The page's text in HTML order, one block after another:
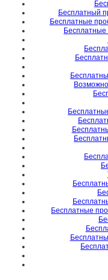
Бесплатный
Бесплатные
Бесплатные
Бесплатные